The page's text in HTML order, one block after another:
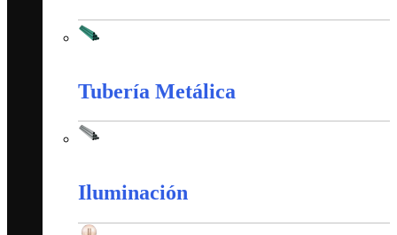
Tubería Metálica
Iluminación